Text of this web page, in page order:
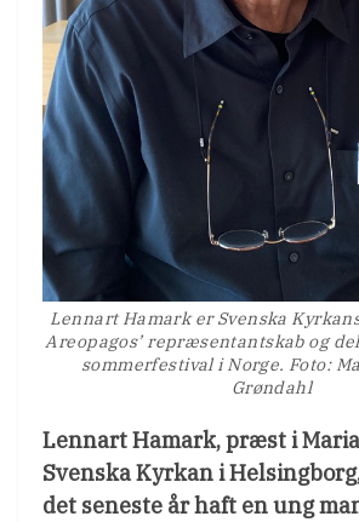
Lennart Hamark er Svenska
Areopagos’ repræsentantskab og
sommerfestival i Norge. Foto:
Grøndahl
Lennart Hamark, præst i
Svenska Kyrkan i
det seneste år haft en ung